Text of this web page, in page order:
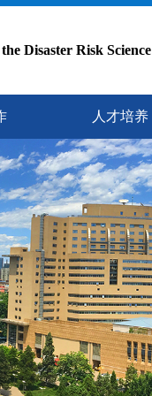
Disaster Risk Science
人才培养